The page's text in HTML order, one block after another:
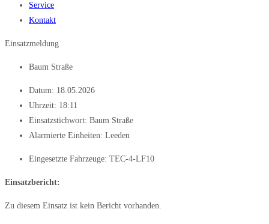
Service
Kontakt
Einsatzmeldung
Baum Straße
Datum: 18.05.2026
Uhrzeit: 18:11
Einsatzstichwort: Baum Straße
Alarmierte Einheiten: Leeden
Eingesetzte Fahrzeuge: TEC-4-LF10
Einsatzbericht:
Zu diesem Einsatz ist kein Bericht vorhanden.